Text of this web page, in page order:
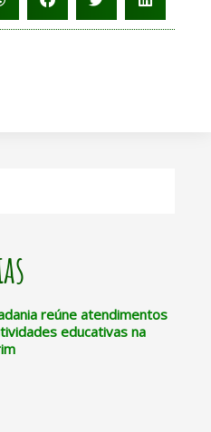
reúne atendimentos
educativas na